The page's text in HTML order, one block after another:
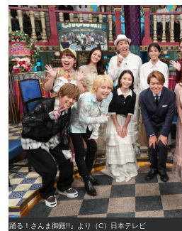
『踊る！さんま御殿!!』より（C）日本テレビ